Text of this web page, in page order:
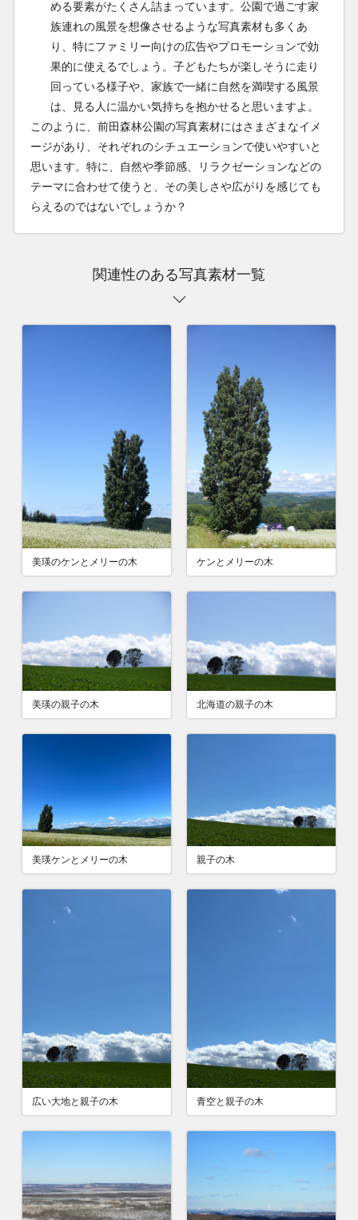
める要素がたくさん詰まっています。公園で過ごす家
族連れの風景を想像させるような写真素材も多くあ
り、特にファミリー向けの広告やプロモーションで効
果的に使えるでしょう。子どもたちが楽しそうに走り
回っている様子や、家族で一緒に自然を満喫する風景
は、見る人に温かい気持ちを抱かせると思いますよ。
このように、前田森林公園の写真素材にはさまざまなイメ
ージがあり、それぞれのシチュエーションで使いやすいと
思います。特に、自然や季節感、リラクゼーションなどの
テーマに合わせて使うと、その美しさや広がりを感じても
らえるのではないでしょうか？
関連性のある写真素材一覧
美瑛のケンとメリーの木 ケンとメリーの木
美瑛の親子の木 北海道の親子の木
美瑛ケンとメリーの木 親子の木
広い大地と親子の木 青空と親子の木